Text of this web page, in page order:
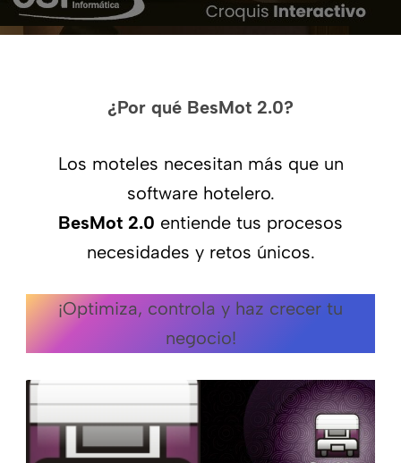
¿Por qué BesMot 2.0?
Los moteles necesitan más que un
software hotelero.
BesMot 2.0 entiende tus procesos
necesidades y retos únicos.
¡Optimiza, controla y haz crecer tu
negocio!